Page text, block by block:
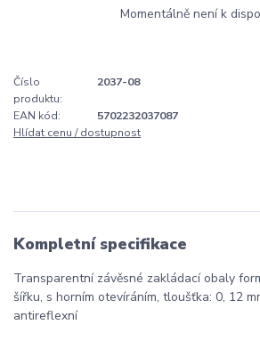
Momentálně není k
Číslo
produktu:
2037-08
EAN kód:
5702232037087
Hlídat cenu / dostupnost
Kompletní specifikace
Transparentní závěsné zakládací obaly
šířku, s horním otevíráním, tloušťka: 0, 12
antireflexní